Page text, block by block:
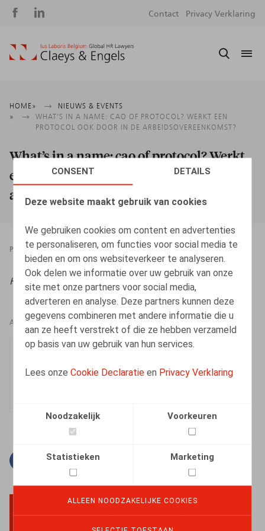
CONSENT DETAILS
Deze website maakt gebruik van cookies
We gebruiken cookies om content en advertenties
te personaliseren, om functies voor social media te
bieden en om ons websiteverkeer te analyseren.
Ook delen we informatie over uw gebruik van onze
site met onze partners voor social media,
adverteren en analyse. Deze partners kunnen deze
gegevens combineren met andere informatie die u
aan ze heeft verstrekt of die ze hebben verzameld
op basis van uw gebruik van hun services.
Lees onzeCookie Declaratie en Privacy Verklaring
Noodzakelijk Voorkeuren
Statistieken Marketing
ALLEEN NOODZAKELIJKE COOKIES
Social
Contact Privacy Verklaring
Kruimelpad
HOME
NIEUWS & EVENTS
WHAT’S IN A NAME: CAO OF PROTOCOL? WERKT EEN
PROTOCOL OOK DOOR IN DE ARBEIDSOVEREENKOMST?
What’s in a name: cao of protocol? Werkt
een protocol ook door in de
arbeidsovereenkomst?
PRESSROOM 31.05.2023
HR.square (online),
AUTEURS
Dorien Vandeput
Facebook
TwitterLinkedin